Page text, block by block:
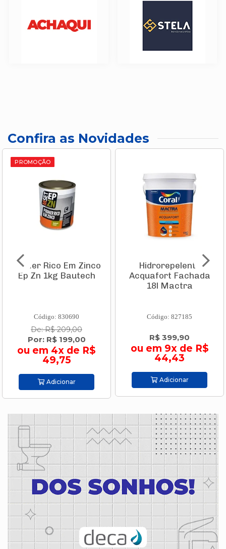
Confira as Novidades
PROMOÇÃO
Primer Rico Em Zinco
Ep Zn 1kg Bautech
Código: 830690
De: R$ 209,00
Por: R$ 199,00
ou em 4x de R$
49,75
Adicionar
Hidrorepelente
Acquafort Fachada
18l Mactra
Código: 827185
R$ 399,90
ou em 9x de R$
44,43
Adicionar